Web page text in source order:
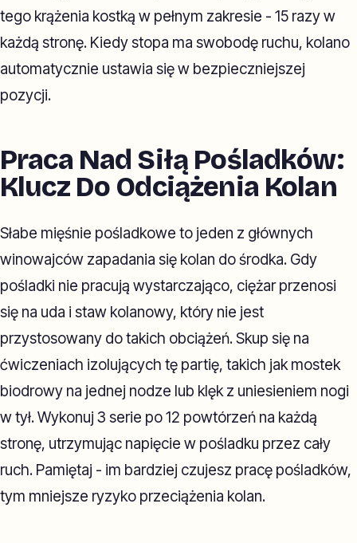
tego krążenia kostką w pełnym zakresie - 15 razy w
każdą stronę. Kiedy stopa ma swobodę ruchu, kolano
automatycznie ustawia się w bezpieczniejszej
pozycji.
Praca Nad Siłą Pośladków:
Klucz Do Odciążenia Kolan
Słabe mięśnie pośladkowe to jeden z głównych
winowajców zapadania się kolan do środka. Gdy
pośladki nie pracują wystarczająco, ciężar przenosi
się na uda i staw kolanowy, który nie jest
przystosowany do takich obciążeń. Skup się na
ćwiczeniach izolujących tę partię, takich jak mostek
biodrowy na jednej nodze lub klęk z uniesieniem nogi
w tył. Wykonuj 3 serie po 12 powtórzeń na każdą
stronę, utrzymując napięcie w pośladku przez cały
ruch. Pamiętaj - im bardziej czujesz pracę pośladków,
tym mniejsze ryzyko przeciążenia kolan.